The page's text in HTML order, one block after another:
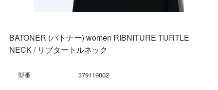
BATONER (バトナー) women RIBNITURE TURTLE
NECK / リブタートルネック
型番 379119002